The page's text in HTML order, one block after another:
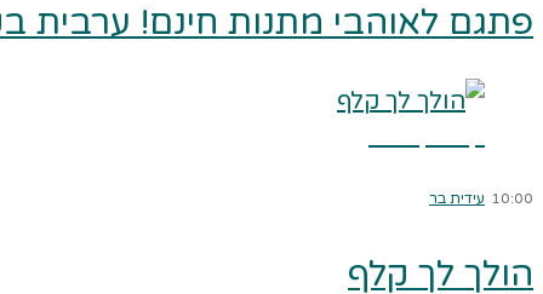
פתגם לאוהבי מתנות חינם! ערבית
10:00 עידית בר
הולך לך קלף